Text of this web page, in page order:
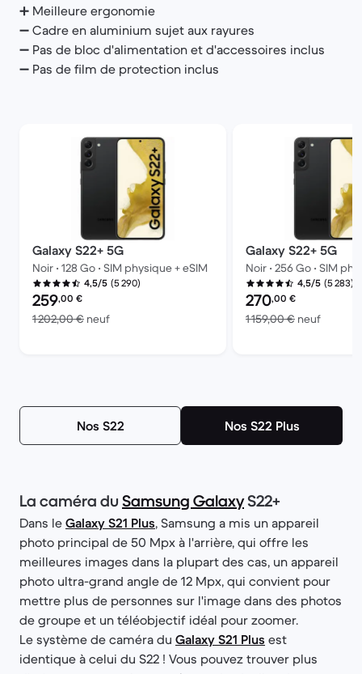
➕ Meilleure ergonomie
➖ Cadre en aluminium sujet aux rayures
➖ Pas de bloc d'alimentation et d'accessoires inclus
➖ Pas de film de protection inclus
Galaxy S22+ 5G
Noir • 128 Go • SIM physique + eSIM
4,5/5 (5 290)
Prix reconditionné :
259,00 €
1 202,00 € neufcontre 1 202,00 € neuf
Galaxy S22+ 5G
Noir • 256 Go • SIM
4,5/5 (5 283)
Prix reconditionné :
270,00 €
1 159,00 € neufcontre
Nos S22 Nos S22 Plus
La caméra du Samsung GalaxyS22+
Dans le Galaxy S21 Plus, Samsung a mis un appareil
photo principal de 50 Mpx à l'arrière, qui offre les
meilleures images dans la plupart des cas, un appareil
photo ultra-grand angle de 12 Mpx, qui convient pour
mettre plus de personnes sur l'image dans des photos
de groupe et un téléobjectif idéal pour zoomer.
Le système de caméra du Galaxy S21 Plus est
identique à celui du S22 ! Vous pouvez trouver plus